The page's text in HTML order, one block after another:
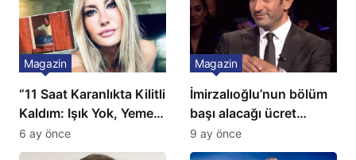
“11 Saat Karanlıkta Kilitli
Kaldım: Işık Yok, Yemek
Yok, Tuvalet Yok!”
Çağla Şikel’den Şok
Magazin
6 ay önce
İmirzalıoğlu’nun bölüm
başı alacağı ücret
Türkiye’de bir ilk:
Gözünü 2 ilçeye dikti!
Magazin
9 ay önce